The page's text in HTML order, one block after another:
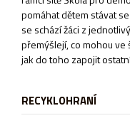
pomáhat dětem stávat
se schází žáci z
přemýšlejí, co mohou
jak do toho zapojit
RECYKLOHRANÍ